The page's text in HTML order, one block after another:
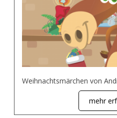
Weihnachtsmärchen von
mehr